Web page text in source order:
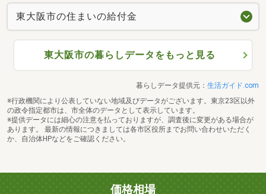
東大阪市の住まいの給付金
東大阪市の暮らしデータをもっと見る
暮らしデータ提供元： 生活ガイド.com
※行政機関により公表していない地域及びデータがございます。東京23区以外
の政令指定都市は、市全体のデータとして表示しています。
※提供データには細心の注意を払っておりますが、調査後に変更がある場合が
あります。 最新の情報につきましては各市区役所までお問い合わせいただく
か、自治体HPなどをご確認ください。
価格相場